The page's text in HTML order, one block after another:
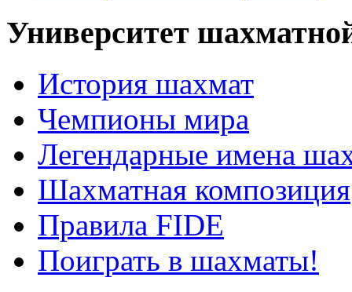
Университет
История шахмат
Чемпионы мира
Легендарные имена
Шахматная композиция
Правила FIDE
Поиграть в шахматы!